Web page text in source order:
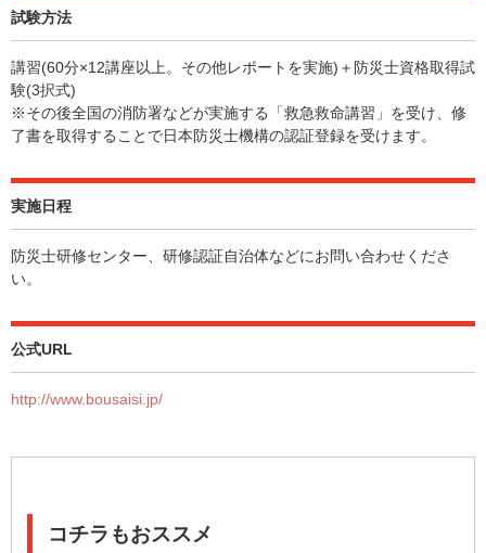
試験方法
講習(60分×12講座以上。その他レポートを実施)＋防災士資格取得試
験(3択式)
※その後全国の消防署などが実施する「救急救命講習」を受け、修
了書を取得することで日本防災士機構の認証登録を受けます。
実施日程
防災士研修センター、研修認証自治体などにお問い合わせくださ
い。
公式URL
http://www.bousaisi.jp/
コチラもおススメ